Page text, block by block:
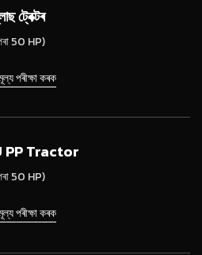
ট্ৰেক্টৰ
50 HP)
পৰীক্ষা কৰক
PP Tractor
50 HP)
পৰীক্ষা কৰক